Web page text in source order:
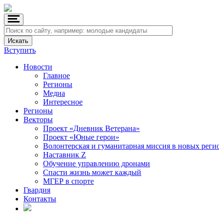
Вступить
Новости
Главное
Регионы
Медиа
Интересное
Регионы
Векторы
Проект «Дневник Ветерана»
Проект «Юные герои»
Волонтерская и гуманитарная миссия в новых
Наставник Z
Обучение управлению дронами
Спасти жизнь может каждый
МГЕР в спорте
Гвардия
Контакты